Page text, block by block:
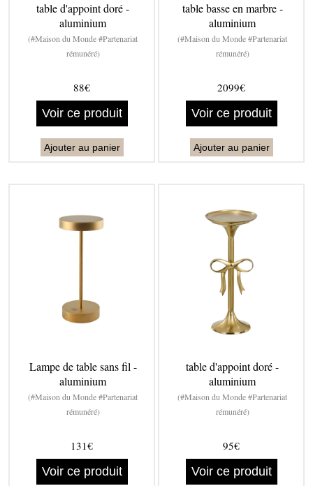
table d'appoint doré -
aluminium
(#Maison du Monde #Partenariat
rémunéré)
88€
Voir ce produit
Ajouter au panier
table basse en marbre -
aluminium
(#Maison du Monde #Partenariat
rémunéré)
2099€
Voir ce produit
Ajouter au panier
Lampe de table sans fil -
aluminium
(#Maison du Monde #Partenariat
rémunéré)
131€
Voir ce produit
table d'appoint doré -
aluminium
(#Maison du Monde #Partenariat
rémunéré)
95€
Voir ce produit